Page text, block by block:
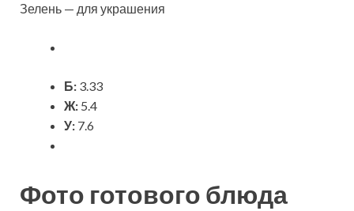
Зелень — для украшения
Б: 3.33
Ж: 5.4
У: 7.6
Фото готового блюда